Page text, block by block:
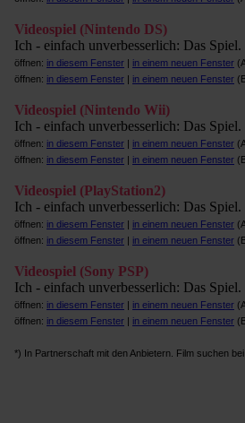
Videospiel (Nintendo DS)
Ich - einfach unverbesserlich: Das
öffnen: in diesem Fenster | in einem neuen Fenster
öffnen: in diesem Fenster | in einem neuen Fenster
Videospiel (Nintendo Wii)
Ich - einfach unverbesserlich: Das
öffnen: in diesem Fenster | in einem neuen Fenster
öffnen: in diesem Fenster | in einem neuen Fenster
Videospiel (PlayStation2)
Ich - einfach unverbesserlich: Das
öffnen: in diesem Fenster | in einem neuen Fenster
öffnen: in diesem Fenster | in einem neuen Fenster
Videospiel (Sony PSP)
Ich - einfach unverbesserlich: Das
öffnen: in diesem Fenster | in einem neuen Fenster
öffnen: in diesem Fenster | in einem neuen Fenster
*) In Partnerschaft mit den Anbietern. Film suchen bei